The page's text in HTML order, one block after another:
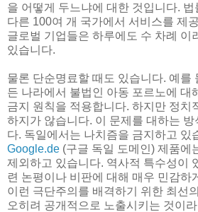
을 어떻게 두느냐에 대한 것입니다. 법
다른 100여 개 국가에서 서비스를 제
글로벌 기업들은 하루에도 수 차례 이
있습니다.
물론 단순명료할 때도 있습니다. 예를
든 나라에서 불법인 아동 포르노에 대
금지 원칙을 적용합니다. 하지만 정치
하지가 않습니다. 이 문제를 대하는 방
다. 독일에서는 나치즘을 금지하고 있
Google.de (구글 독일 도메인) 제품에
제외하고 있습니다. 역사적 특수성이
련 논평이나 비판에 대해 매우 민감하
이런 극단주의를 배격하기 위한 최선
오히려 공개적으로 노출시키는 것이